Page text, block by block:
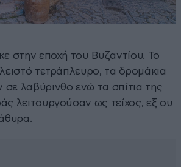
στην εποχή του Βυζαντίου. Το
τετράπλευρο, τα δρομάκια
λαβύρινθο ενώ τα σπίτια της
λειτουργούσαν ως τείχος, εξ ου